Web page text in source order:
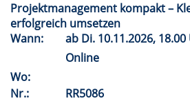
Projektmanagement kompakt –
erfolgreich umsetzen
Wann:
ab Di. 10.11.2026,
Online
Wo:
Nr.:
RR5086